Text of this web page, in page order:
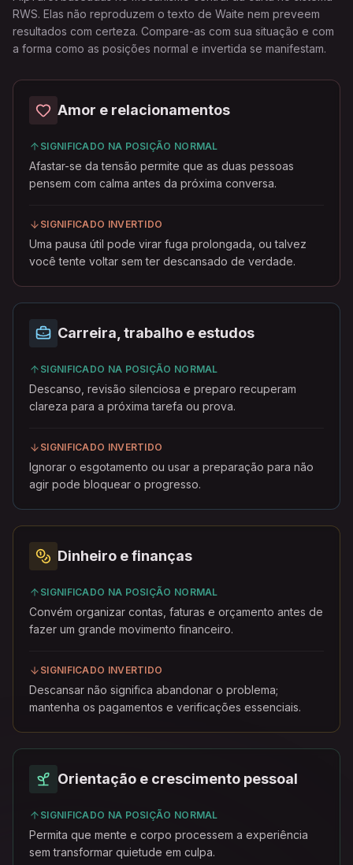
RWS. Elas não reproduzem o texto de Waite nem preveem
resultados com certeza. Compare-as com sua situação e com
a forma como as posições normal e invertida se manifestam.
Amor e relacionamentos
SIGNIFICADO NA POSIÇÃO NORMAL
Afastar-se da tensão permite que as duas pessoas
pensem com calma antes da próxima conversa.
SIGNIFICADO INVERTIDO
Uma pausa útil pode virar fuga prolongada, ou talvez
você tente voltar sem ter descansado de verdade.
Carreira, trabalho e estudos
SIGNIFICADO NA POSIÇÃO NORMAL
Descanso, revisão silenciosa e preparo recuperam
clareza para a próxima tarefa ou prova.
SIGNIFICADO INVERTIDO
Ignorar o esgotamento ou usar a preparação para não
agir pode bloquear o progresso.
Dinheiro e finanças
SIGNIFICADO NA POSIÇÃO NORMAL
Convém organizar contas, faturas e orçamento antes de
fazer um grande movimento financeiro.
SIGNIFICADO INVERTIDO
Descansar não significa abandonar o problema;
mantenha os pagamentos e verificações essenciais.
Orientação e crescimento pessoal
SIGNIFICADO NA POSIÇÃO NORMAL
Permita que mente e corpo processem a experiência
sem transformar quietude em culpa.